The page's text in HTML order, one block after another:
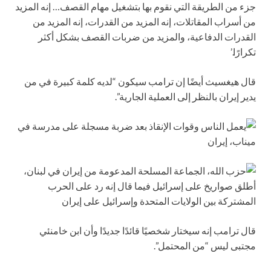
جزء من الطريقة التي نقوم بها بتشغيل مهام القصف… إنه المزيد
من أسراب المقاتلات، إنه المزيد من القدرات، إنه المزيد من
القدرات الدفاعية، والمزيد من ضربات القصف بشكل أكثر
تكرارًا.’
قال هيغسيث أيضًا إن ترامب سيكون “لديه كلمة كبيرة في من
يدير إيران بالنظر إلى العملية الجارية”.
قال ترامب إنه سيختار شخصيًا قائدًا جديدًا وأن ابن خامنئي
مجتبى ليس “من المحتمل”.